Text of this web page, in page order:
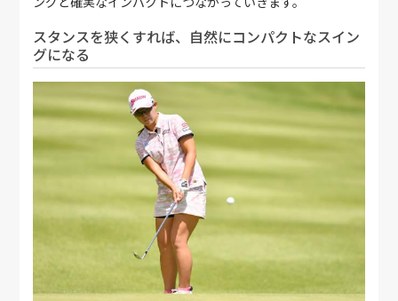
スタンスを狭くすれば、自然にコンパクトなスイン
グになる